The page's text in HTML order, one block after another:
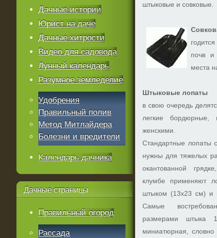
штыковые и совковые.
почв и
места
Штыковые лопаты
в свою очередь
легкие
женскими.
Стандартные лопаты
нужны для тяжелых
окантованной
клумбе применяют
штыком (13х23 см) и
Самые
размерами штыка
миниатюрная, словно
Дачные истории
Юрист на даче
Дачные хитрости
Видео для садовода
Лунный календарь
Разумное земледелие
Удобрения
Правильный полив
Метод Митлайдера
Болезни и вредители
Календарь дачника
Дачные страницы
Правильный огород
Рассада